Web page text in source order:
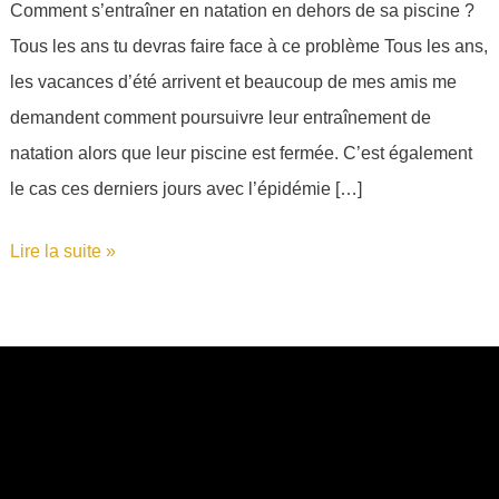
Comment s’entraîner en natation en dehors de sa piscine ?
Tous les ans tu devras faire face à ce problème Tous les ans,
les vacances d’été arrivent et beaucoup de mes amis me
demandent comment poursuivre leur entraînement de
natation alors que leur piscine est fermée. C’est également
le cas ces derniers jours avec l’épidémie […]
faire
un
bon
entraînement
?
Lire la suite »